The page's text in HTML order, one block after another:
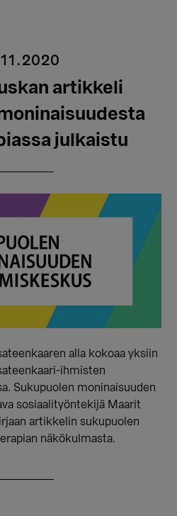
artikkeli
julkaistu
alla kokoaa yksiin
ihmisten
Sukupuolen moninaisuuden
sosiaalityöntekijä Maarit
artikkelin sukupuolen
näkökulmasta.